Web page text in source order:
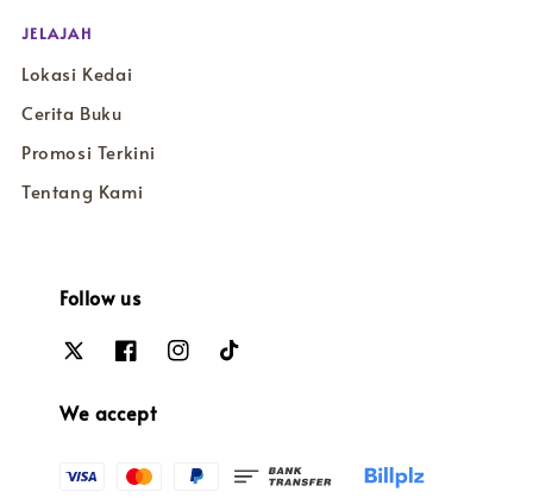
JELAJAH
Lokasi Kedai
Cerita Buku
Promosi Terkini
Tentang Kami
Follow us
We accept